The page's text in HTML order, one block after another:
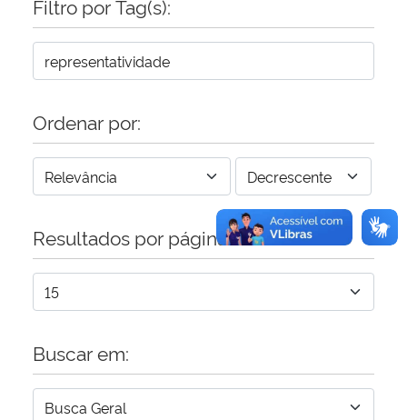
Filtro por Tag(s):
Ordenar por:
Resultados por página:
Buscar em: